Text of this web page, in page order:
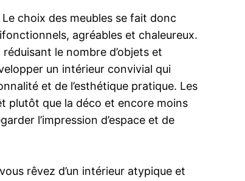
choix des meubles se fait donc
agréables et chaleureux.
le nombre d’objets et
un intérieur convivial qui
et de l’esthétique pratique. Les
plutôt que la déco et encore moins
l’impression d’espace et de
rêvez d’un intérieur atypique et